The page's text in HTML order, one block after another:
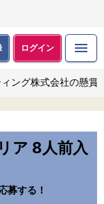
ログイン
ング株式会社の懸賞
ア 8人前入
募する！